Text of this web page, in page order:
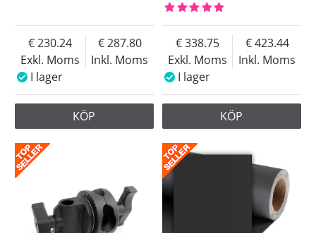
Exkl. Moms
230.24
Inkl. Moms
287.80
I lager
KÖP
Exkl. Moms
338.75
Inkl. Moms
423.44
I lager
KÖP